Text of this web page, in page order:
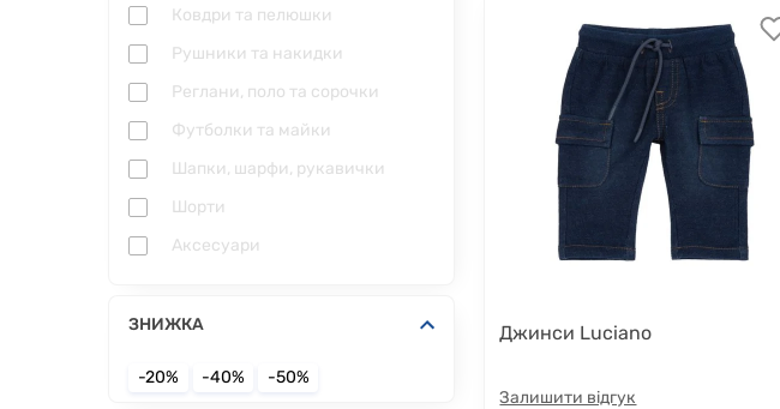
Ковдри та пелюшки
Рушники та накидки
Реглани, поло та сорочки
Футболки та майки
Шапки, шарфи, рукавички
Шорти
Аксесуари
ЗНИЖКА
-20% -40% -50%
Джинси Luciano
Залишити відгук